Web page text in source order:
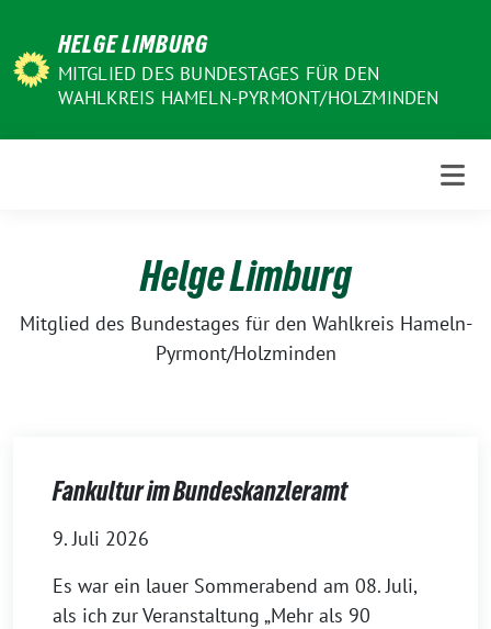
Inhalt
HELGE LIMBURG
MITGLIED DES BUNDESTAGES FÜR DEN
WAHLKREIS HAMELN-PYRMONT/HOLZMINDEN
Helge Limburg
Mitglied des Bundestages für den Wahlkreis Hameln-
Pyrmont/Holzminden
Fankultur im Bundeskanzleramt
9. Juli 2026
Es war ein lauer Sommerabend am 08. Juli,
als ich zur Veranstaltung „Mehr als 90